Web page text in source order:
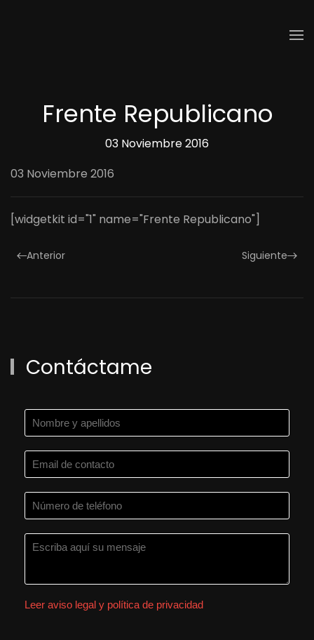
Frente Republicano
03 Noviembre 2016
03 Noviembre 2016
[widgetkit id="1" name="Frente Republicano"]
Anterior Siguiente
Contáctame
Leer aviso legal y política de privacidad